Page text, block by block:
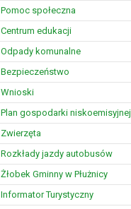
Pomoc społeczna
Centrum edukacji
Odpady komunalne
Bezpieczeństwo
Wnioski
Plan gospodarki niskoemisyjnej
Zwierzęta
Rozkłady jazdy autobusów
Żłobek Gminny w Płużnicy
Informator Turystyczny